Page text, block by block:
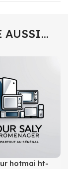
AUSSI…
hotmai ht-